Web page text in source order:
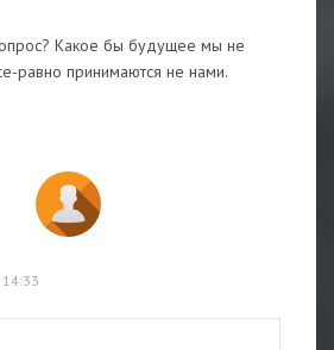
Какое бы будущее мы не
равно принимаются не нами.